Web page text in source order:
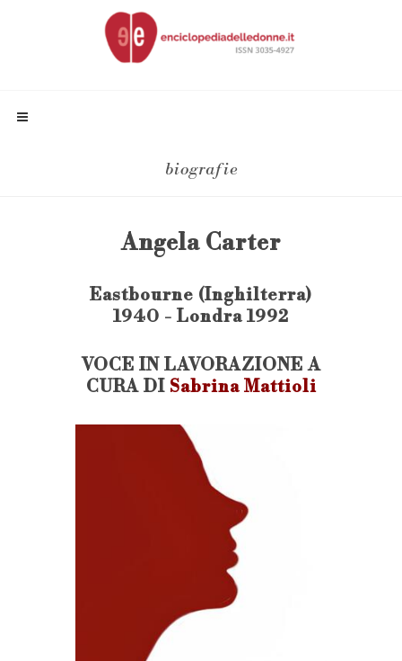
biografie
Angela Carter
Eastbourne (Inghilterra)
1940 - Londra 1992
VOCE IN LAVORAZIONE A
CURA DI Sabrina Mattioli